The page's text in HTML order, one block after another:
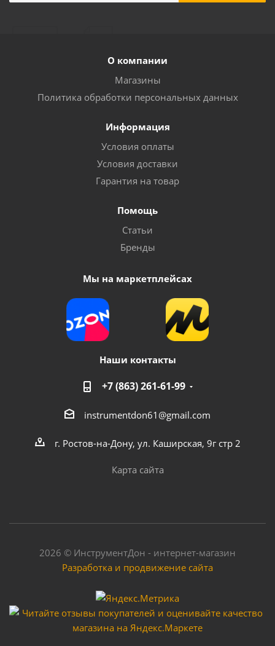
О компании
Магазины
Политика обработки персональных данных
Информация
Условия оплаты
Условия доставки
Гарантия на товар
Помощь
Статьи
Бренды
Мы на маркетплейсах
Наши контакты
+7 (863) 261-61-99
instrumentdon61@gmail.com
г. Ростов-на-Дону, ул. Каширская, 9г стр 2
Карта сайта
2026 © ИнструментДон - интернет-магазин
Разработка и продвижение сайта